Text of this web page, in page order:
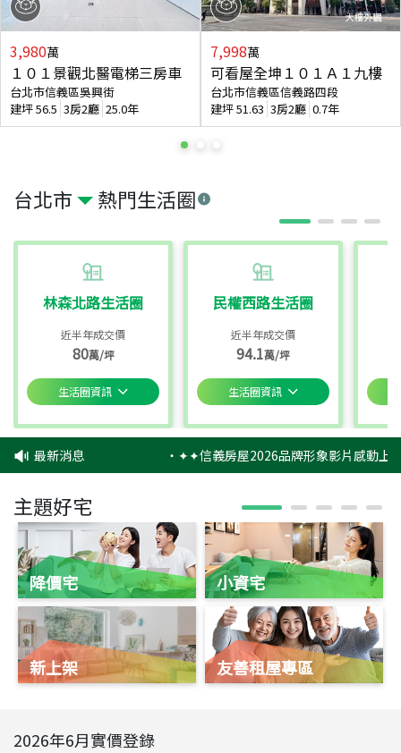
台北市 熱門生活圈
林森北路生活圈
近半年成交價
80萬/坪
生活圈資訊
民權西路生活圈
近半年成交價
94.1萬/坪
生活圈資訊
3,980萬
１０１景觀北醫電梯三房車
台北市信義區吳興街
建坪56.5 3房2廳 25.0年
7,998萬
可看屋全坤１０１Ａ１九樓
台北市信義區信義路四段
建坪51.63 3房2廳 0.7年
最新消息 ‧✦✦信義房屋2026品牌形象影片感動上
主題好宅
降價宅
新上架
小資宅
友善租屋專區
2026年6月實價登錄